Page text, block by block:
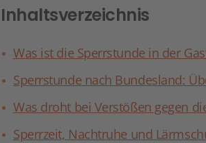
Inhaltsverzeichnis
Was ist die Sperrstunde in der
Sperrstunde nach Bundesland:
Was droht bei Verstößen gegen
Sperrzeit, Nachtruhe und